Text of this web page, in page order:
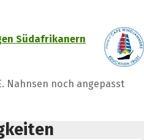
Südafrikanern
Nahnsen noch angepasst